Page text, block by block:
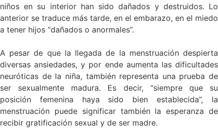
niños en su interior han sido dañados y destruidos. Lo
anterior se traduce más tarde, en el embarazo, en el miedo
a tener hijos “dañados o anormales”.
A pesar de que la llegada de la menstruación despierta
diversas ansiedades, y por ende aumenta las dificultades
neuróticas de la niña, también representa una prueba de
ser sexualmente madura. Es decir, “siempre que su
posición femenina haya sido bien establecida”, la
menstruación puede significar también la esperanza de
recibir gratificación sexual y de ser madre.